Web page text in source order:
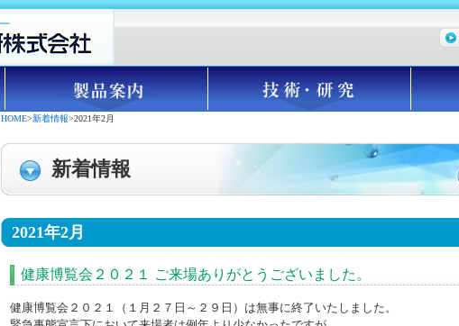
HOME>新着情報>2021年2月
新着情報
2021年2月
健康博覧会２０２１ ご来場ありがとうございました。
健康博覧会２０２１（１月２７日～２９日）は無事に終了いたしました。